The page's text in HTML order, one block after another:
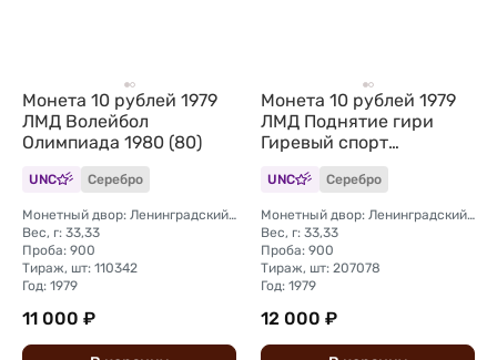
Монета 10 рублей 1979
ЛМД Волейбол
Олимпиада 1980 (80)
UNC Серебро
Монетный двор: Ленинградский (ЛМД)
Вес, г: 33,33
Проба: 900
Тираж, шт: 110342
Год: 1979
11 000 ₽
Монета 10 рублей 1979
ЛМД Поднятие гири
Гиревый спорт
Олимпиада 1980 (80)
UNC Серебро
Монетный двор: Ленинградский (ЛМД)
Вес, г: 33,33
Проба: 900
Тираж, шт: 207078
Год: 1979
12 000 ₽